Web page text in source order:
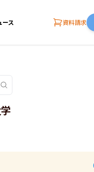
ース 資料請求